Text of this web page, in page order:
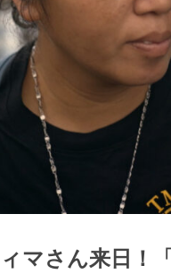
マさん来日！